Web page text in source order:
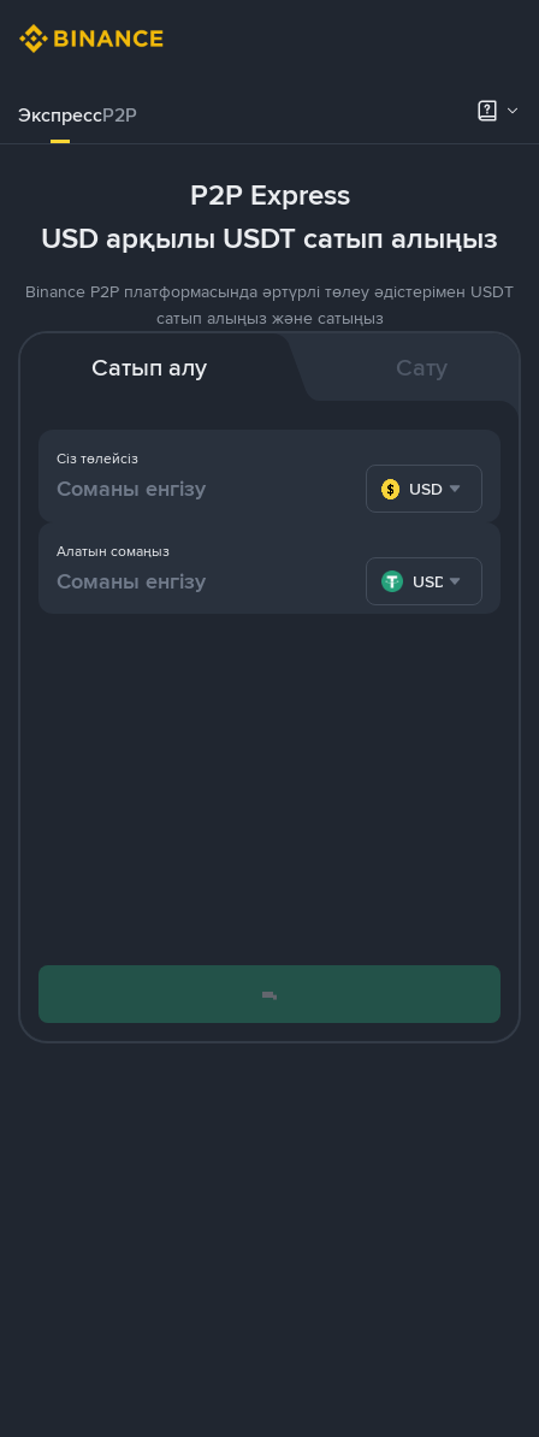
ЭкспрессP2P
P2P Express
USD арқылы USDT сатып алыңыз
Binance P2P платформасында әртүрлі төлеу әдістерімен USDT
сатып алыңыз және сатыңыз
Сатып алу Сату
Сіз төлейсіз
USD
Алатын сомаңыз
USDT